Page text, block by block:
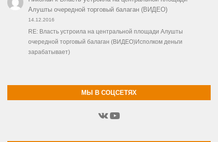
Алушты очередной торговый балаган (ВИДЕО)
14.12.2016
RE: Власть устроила на центральной площади Алушты
очередной торговый балаган (ВИДЕО)Исполком деньги
зарабатывает)
МЫ В СОЦСЕТЯХ
ВКонтакте
YouTube